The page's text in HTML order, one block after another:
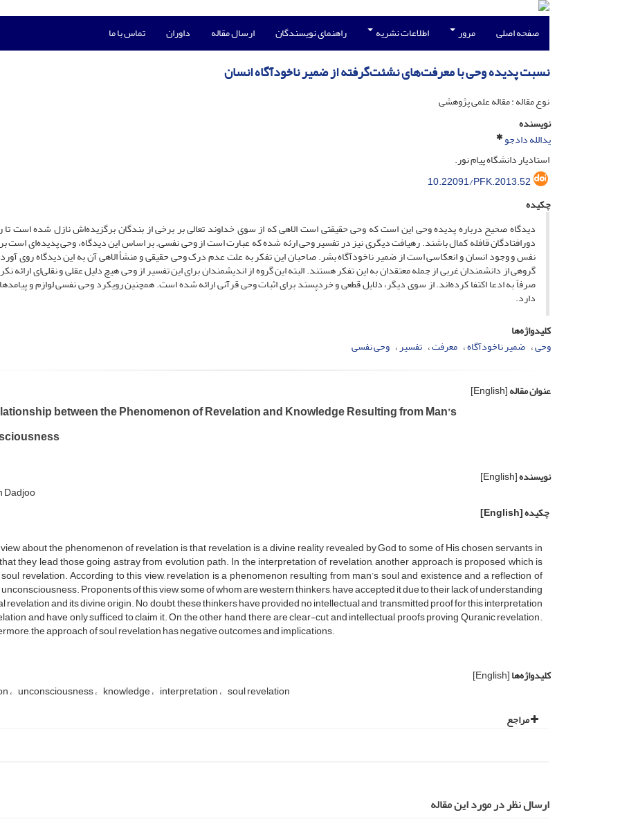
صفحه اصلی مرور اطلاعات نشریه راهنمای نویسندگان ارسال مقاله داوران تماس با ما
نسبت پدیده وحی با معرفت‌های نشئت‌گرفته از ضمیر ناخودآگاه انسان
نوع مقاله : مقاله علمی پژوهشی
نویسنده
یدالله دادجو
استادیار دانشگاه پیام نور.
10.22091/PFK.2013.52
چکیده
دیدگاه صحیح درباره پدیده وحی این است که وحی حقیقتی است الاهی که از سوی خداوند تعالی بر برخی از بندگان برگزیده‌اش نازل شده است تا
دورافتادگان قافله کمال باشند. رهیافت دیگری نیز در تفسیر وحی ارئه شده که عبارت است از وحی نفسی. بر اساس این دیدگاه، وحی پدیده‌ای است
نفس و وجود انسان و انعکاسی است از ضمیر ناخودآگاه بشر. صاحبان این تفکر به علت عدم درک وحی حقیقی و منشأ الاهی آن به این دیدگاه روی
گروهی از دانشمندان غربی از جمله معتقدان به این تفکر هستند. البته این گروه از اندیشمندان برای این تفسیر از وحی هیچ دلیل عقلی و نقلی‌ای ارائه
صرفاً به ادعا اکتفا کرده‌اند. از سوی دیگر، دلایل قطعی و خردپسند برای اثبات وحی قرآنی ارائه شده است. همچنین رویکرد وحی نفسی لوازم و
دارد.
کلیدواژه‌ها
وحی ضمیر ناخودآگاه معرفت تفسیر وحی نفسی
عنوان مقاله[English]
between the Phenomenon of Revelation and Knowledge Resulting from Man’s
نویسنده[English]
Dadjoo
چکیده[English]
about the phenomenon of revelation is that revelation is a divine reality revealed by God to some of His chosen servants in
they lead those going astray from evolution path. In the interpretation of revelation, another approach is proposed which is
revelation. According to this view, revelation is a phenomenon resulting from man’s soul and existence and a reflection of
unconsciousness. Proponents of this view, some of whom are western thinkers, have accepted it due to their lack of understanding
revelation and its divine origin. No doubt, these thinkers have provided no intellectual and transmitted proof for this interpretation
and have only sufficed to claim it. On the other hand, there are clear-cut and intellectual proofs proving Quranic revelation.
the approach of soul revelation has negative outcomes and implications.
کلیدواژه‌ها[English]
unconsciousness knowledge interpretation soul revelation
مراجع
ارسال نظر در مورد این مقاله